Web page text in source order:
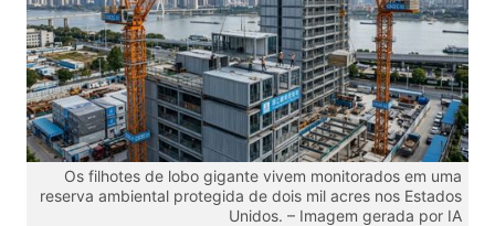
Os filhotes de lobo gigante vivem monitorados em uma
reserva ambiental protegida de dois mil acres nos Estados
Unidos. – Imagem gerada por IA